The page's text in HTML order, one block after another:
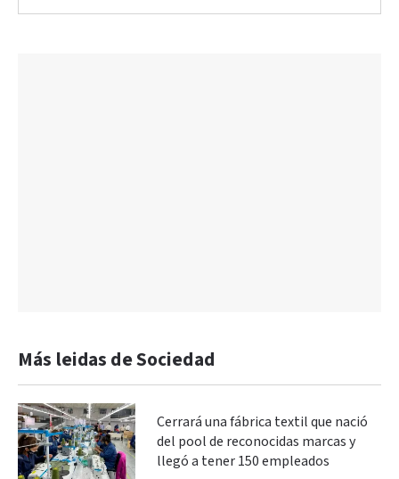
Más leidas de Sociedad
Cerrará una fábrica textil que nació
del pool de reconocidas marcas y
llegó a tener 150 empleados